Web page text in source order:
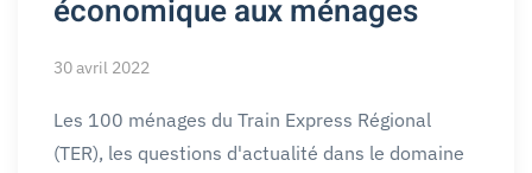
économique aux ménages
30 avril 2022
Les 100 ménages du Train Express Régional
(TER), les questions d'actualité dans le domaine